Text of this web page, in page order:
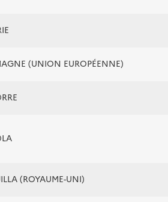
(UNION EUROPÉENNE)
(ROYAUME-UNI)